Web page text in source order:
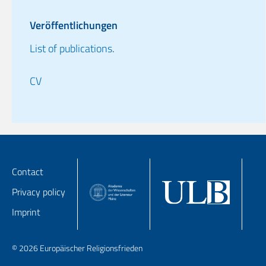
Veröffentlichungen
List of publications.
CV
Contact
Privacy policy
Imprint
© 2026 Europäischer Religionsfrieden